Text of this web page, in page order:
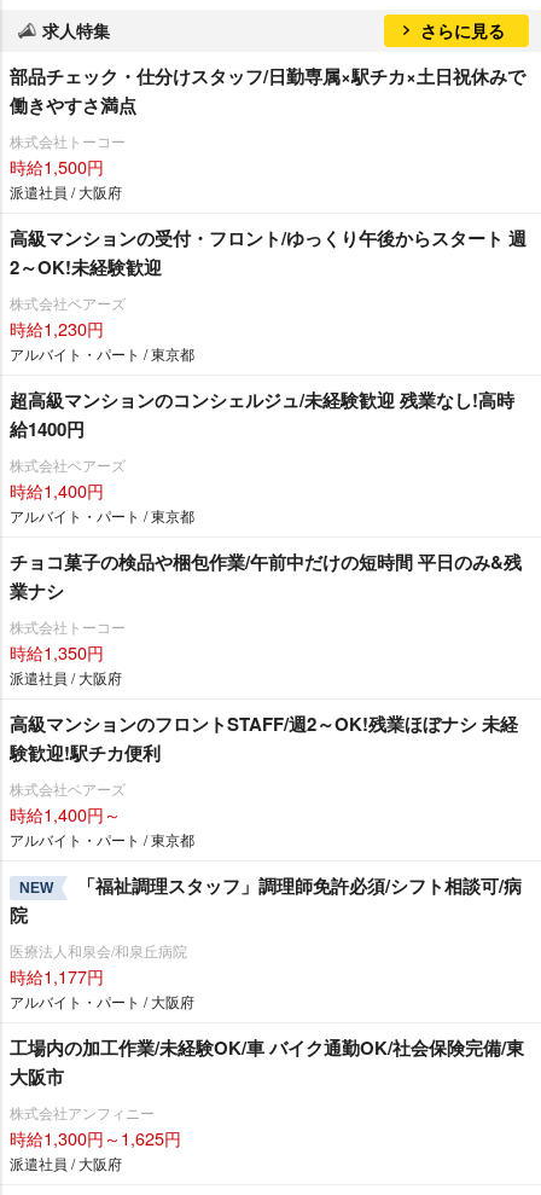
求人特集 さらに見る
部品チェック・仕分けスタッフ/日勤専属×駅チカ×土日祝休みで
働きやすさ満点
株式会社トーコー
時給1,500円
派遣社員 / 大阪府
高級マンションの受付・フロント/ゆっくり午後からスタート 週
2～OK!未経験歓迎
株式会社ベアーズ
時給1,230円
アルバイト・パート / 東京都
超高級マンションのコンシェルジュ/未経験歓迎 残業なし!高時
給1400円
株式会社ベアーズ
時給1,400円
アルバイト・パート / 東京都
チョコ菓子の検品や梱包作業/午前中だけの短時間 平日のみ&残
業ナシ
株式会社トーコー
時給1,350円
派遣社員 / 大阪府
高級マンションのフロントSTAFF/週2～OK!残業ほぼナシ 未経
験歓迎!駅チカ便利
株式会社ベアーズ
時給1,400円～
アルバイト・パート / 東京都
NEW
「福祉調理スタッフ」調理師免許必須/シフト相談可/病
院
医療法人和泉会/和泉丘病院
時給1,177円
アルバイト・パート / 大阪府
工場内の加工作業/未経験OK/車 バイク通勤OK/社会保険完備/東
大阪市
株式会社アンフィニー
時給1,300円～1,625円
派遣社員 / 大阪府